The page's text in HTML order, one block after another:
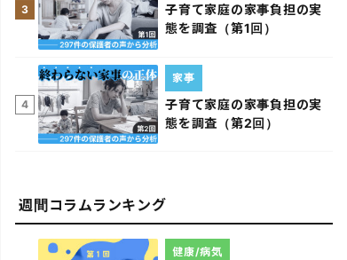
3
子育て家庭の家事負担の実
態を調査（第1回）
4
子育て家庭の家事負担の実
態を調査（第2回）
家事
週間コラムランキング
健康/病気